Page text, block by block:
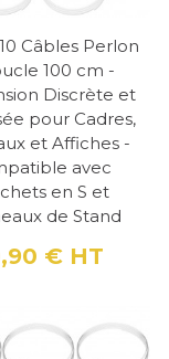
la
lourd
sélection
crochets à
le plus
réglage
mais reste
Câbles Perlon
100 cm -
Discrète et
pour Cadres,
et Affiches -
avec
en S et
de Stand
Prix
€ HT